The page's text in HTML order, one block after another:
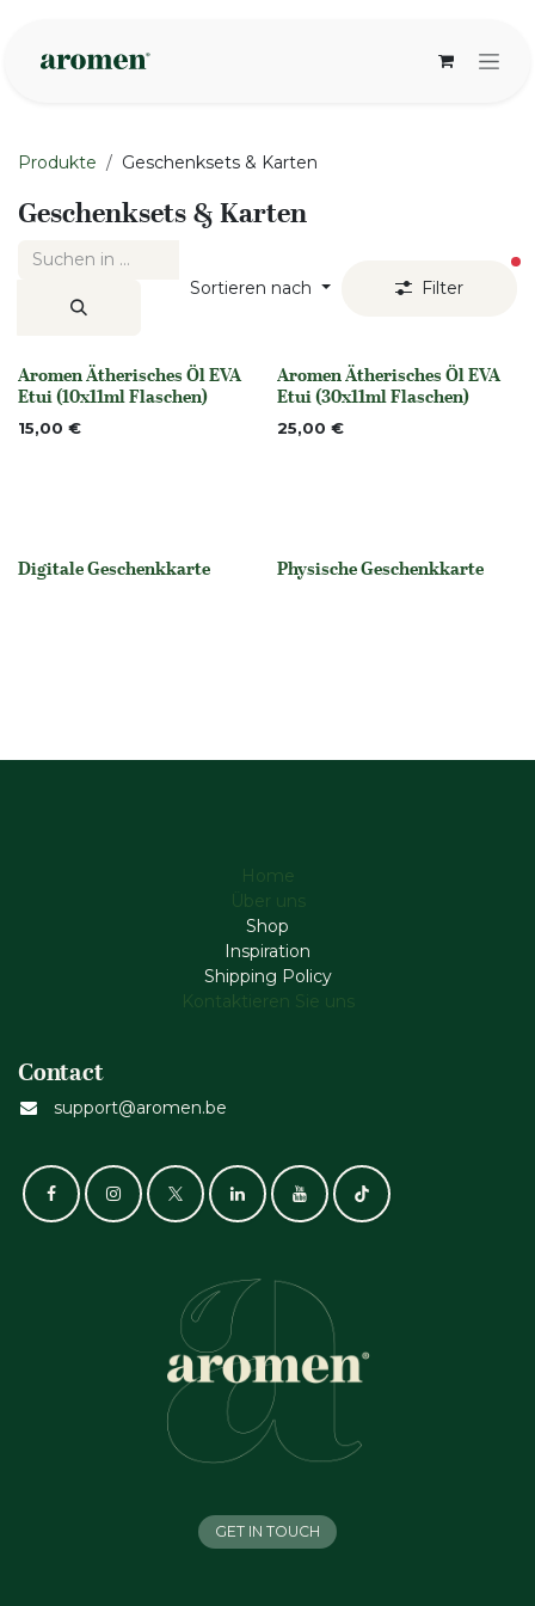
Produkte Geschenksets & Karten
Geschenksets & Karten
Sortieren nach Filter
None
Aromen Ätherisches Öl EVA
Etui (10x11ml Flaschen)
15,00 €
None
Aromen Ätherisches Öl EVA
Etui (30x11ml Flaschen)
25,00 €
None
Digitale Geschenkkarte None
Physische Geschenkkarte
Home
Über uns
Shop
Inspiration
Shipping Policy
Kontaktieren Sie uns
Contact
support@aromen.be
GET IN TOUCH